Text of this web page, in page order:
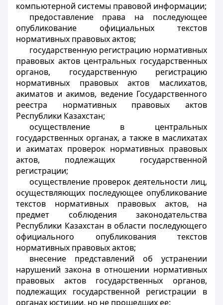
компьютерной системы правовой информации;
предоставление права на последующее
опубликование официальных текстов
нормативных правовых актов;
государственную регистрацию нормативных
правовых актов центральных государственных
органов, государственную регистрацию
нормативных правовых актов маслихатов,
акиматов и акимов, ведение Государственного
реестра нормативных правовых актов
Республики Казахстан;
осуществление в центральных
государственных органах, а также в маслихатах
и акиматах проверок нормативных правовых
актов, подлежащих государственной
регистрации;
осуществление проверок деятельности лиц,
осуществляющих последующее опубликование
текстов нормативных правовых актов, на
предмет соблюдения законодательства
Республики Казахстан в области последующего
официального опубликования текстов
нормативных правовых актов;
внесение представлений об устранении
нарушений закона в отношении нормативных
правовых актов государственных органов,
подлежащих государственной регистрации в
органах юстиции, но не прошедших ее;